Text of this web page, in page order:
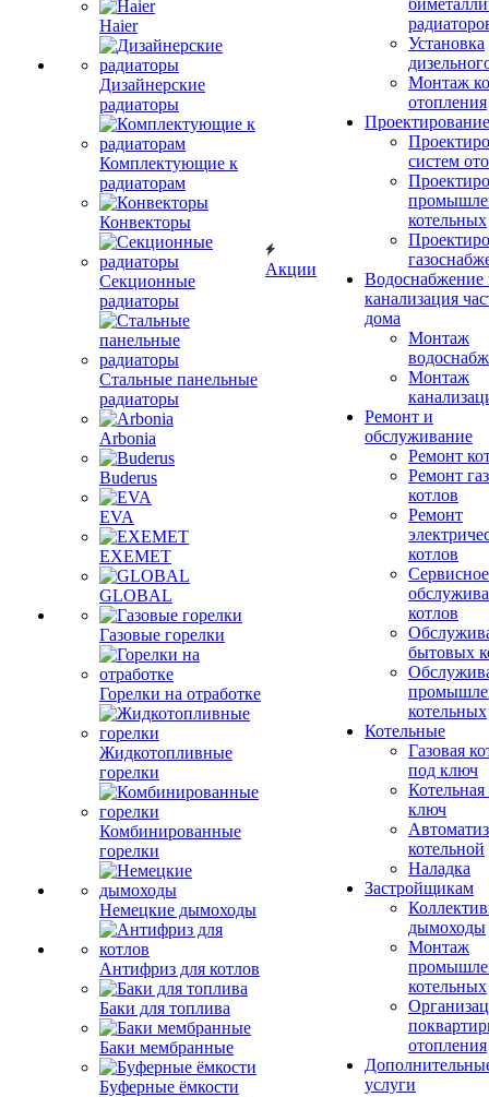
Haier
Дизайнерские
радиаторы
Комплектующие к
радиаторам
Конвекторы
Секционные
радиаторы
Стальные панельные
радиаторы
Arbonia
Buderus
EVA
EXEMET
GLOBAL
Газовые горелки
Горелки на отработке
Жидкотопливные
горелки
Комбинированные
горелки
Немецкие дымоходы
Антифриз для котлов
Баки для топлива
Баки мембранные
Буферные ёмкости
Акции
Установка
Монтаж
отопления
Проектирование
систем
котельных
Водоснабжение
канализация
дома
Монтаж
Монтаж
Ремонт и
обслуживание
Ремонт
Ремонт
котлов
Ремонт
котлов
Сервисное
котлов
бытовых
котельных
Котельные
Газовая
под ключ
ключ
котельной
Наладка
Застройщикам
дымоходы
Монтаж
котельных
отопления
услуги